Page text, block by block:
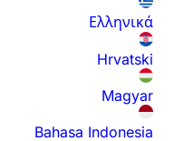
Ελληνικά
Hrvatski
Magyar
Bahasa Indonesia